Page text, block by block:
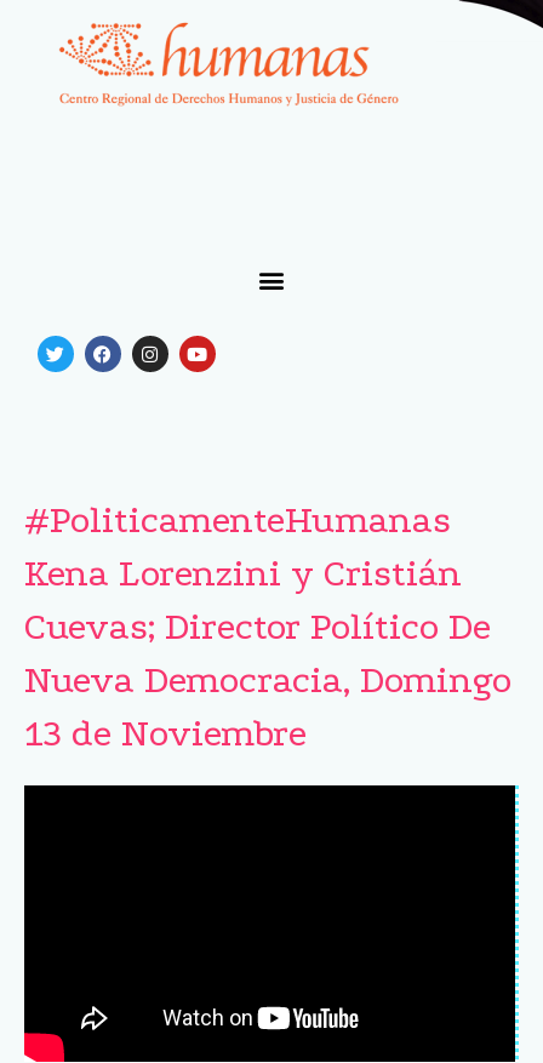
#PoliticamenteHumanas
Kena Lorenzini y Cristián
Cuevas; Director Político De
Nueva Democracia, Domingo
13 de Noviembre